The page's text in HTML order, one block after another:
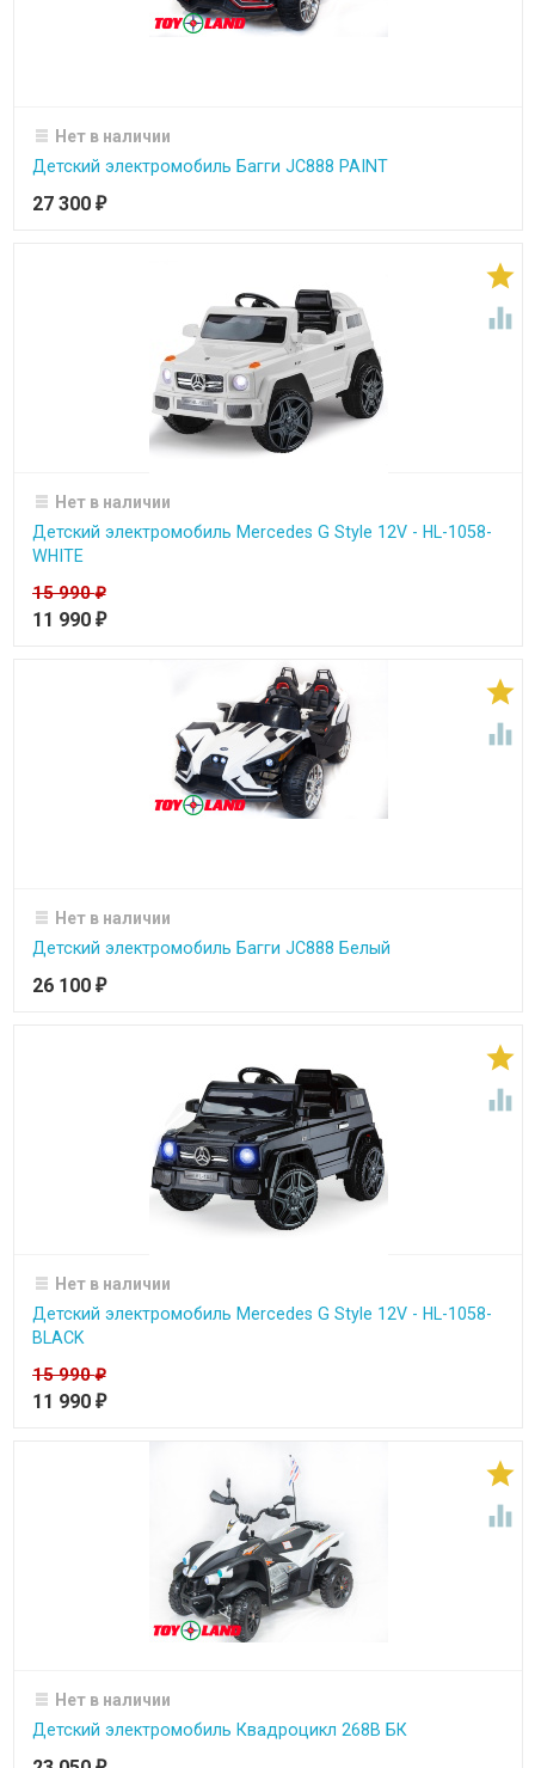
Нет в наличии
Детский электромобиль Багги JC888 PAINT
27 300 ₽


Нет в наличии
Детский электромобиль Mercedes G Style 12V - HL-1058-
WHITE
15 990₽
11 990 ₽


Нет в наличии
Детский электромобиль Багги JC888 Белый
26 100 ₽


Нет в наличии
Детский электромобиль Mercedes G Style 12V - HL-1058-
BLACK
15 990₽
11 990 ₽


Нет в наличии
Детский электромобиль Квадроцикл 268B БК